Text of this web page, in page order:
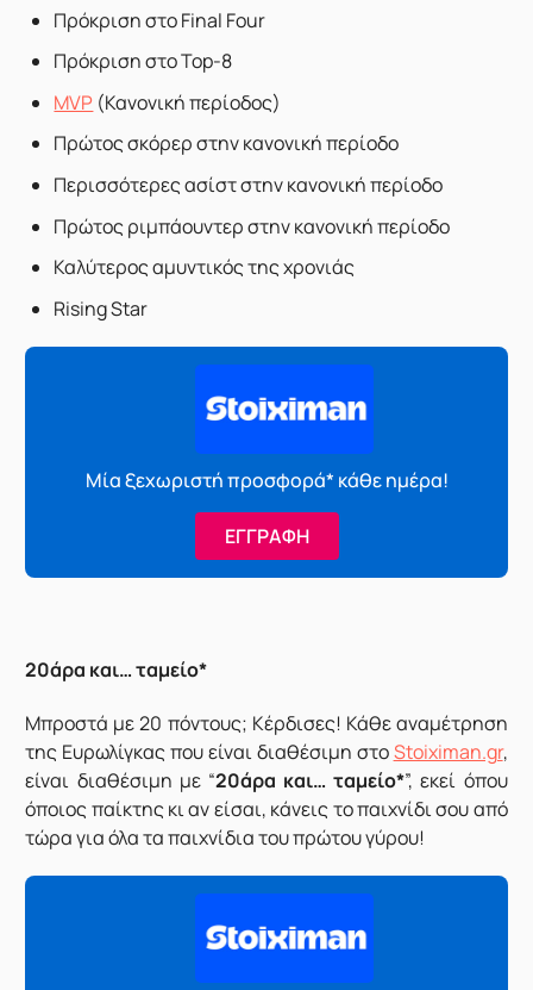
Πρόκριση στο Final Four
Πρόκριση στο Top-8
MVP (Κανονική περίοδος)
Πρώτος σκόρερ στην κανονική περίοδο
Περισσότερες ασίστ στην κανονική περίοδο
Πρώτος ριμπάουντερ στην κανονική περίοδο
Καλύτερος αμυντικός της χρονιάς
Rising Star
Μία ξεχωριστή προσφορά* κάθε ημέρα!
ΕΓΓΡΑΦΗ
20άρα και… ταμείο*
Μπροστά με 20 πόντους; Κέρδισες! Κάθε αναμέτρηση
της Eυρωλίγκας που είναι διαθέσιμη στοStoiximan.gr,
είναι διαθέσιμη με “20άρα και… ταμείο*”, εκεί όπου
όποιος παίκτης κι αν είσαι, κάνεις το παιχνίδι σου από
τώρα για όλα τα παιχνίδια του πρώτου γύρου!